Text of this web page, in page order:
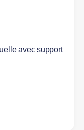
avec support